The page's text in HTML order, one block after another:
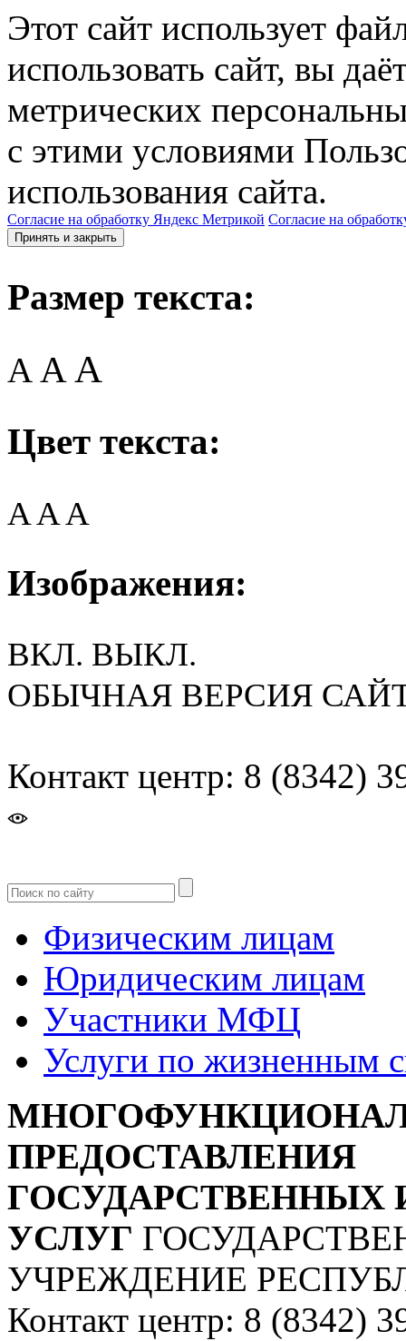
Этот сайт использует
использовать сайт, вы
метрических
с этими условиями
использования сайта.
Согласие на обработку Яндекс Метрикой Согласие на
Принять и закрыть
Размер текста:
A AA
Цвет текста:
AAA
Изображения:
ВКЛ. ВЫКЛ.
ОБЫЧНАЯ ВЕРСИЯ
Контакт центр: 8 (8342)
Физическим лицам
Юридическим лицам
Участники МФЦ
Услуги по жизненным
ПРЕДОСТАВЛЕНИЯ
УСЛУГ
УЧРЕЖДЕНИЕ
Контакт центр: 8 (8342)